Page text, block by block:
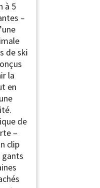
à 5
–
de ski
la
en
de
–
clip
gants